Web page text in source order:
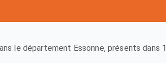
le département Essonne, présents dans